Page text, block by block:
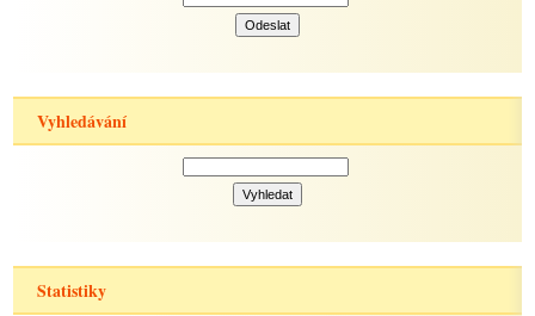
Vyhledávání
Statistiky